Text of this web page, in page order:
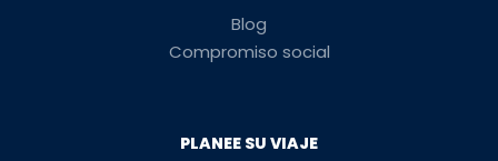
Blog
Compromiso social
PLANEE SU VIAJE